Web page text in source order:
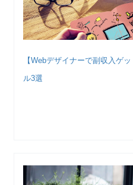
【Webデザイナーで副収入ゲ
ル3選